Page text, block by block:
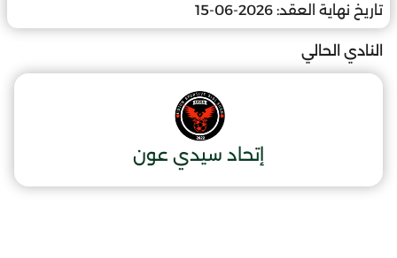
تاريخ نهاية العقد: 2026-06-15
النادي الحالي
إتحاد سيدي عون